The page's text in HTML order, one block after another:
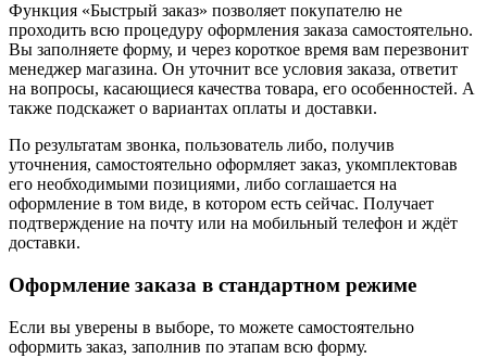
Функция «Быстрый заказ» позволяет покупателю не
проходить всю процедуру оформления заказа самостоятельно.
Вы заполняете форму, и через короткое время вам перезвонит
менеджер магазина. Он уточнит все условия заказа, ответит
на вопросы, касающиеся качества товара, его особенностей. А
также подскажет о вариантах оплаты и доставки.
По результатам звонка, пользователь либо, получив
уточнения, самостоятельно оформляет заказ, укомплектовав
его необходимыми позициями, либо соглашается на
оформление в том виде, в котором есть сейчас. Получает
подтверждение на почту или на мобильный телефон и ждёт
доставки.
Оформление заказа в стандартном режиме
Если вы уверены в выборе, то можете самостоятельно
оформить заказ, заполнив по этапам всю форму.